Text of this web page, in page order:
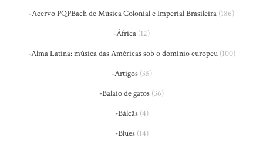
-Acervo PQPBach de Música Colonial e Imperial Brasileira (186)
-África (12)
-Alma Latina: música das Américas sob o domínio europeu(100)
-Artigos(35)
-Balaio de gatos (36)
-Bálcãs(4)
-Blues(14)